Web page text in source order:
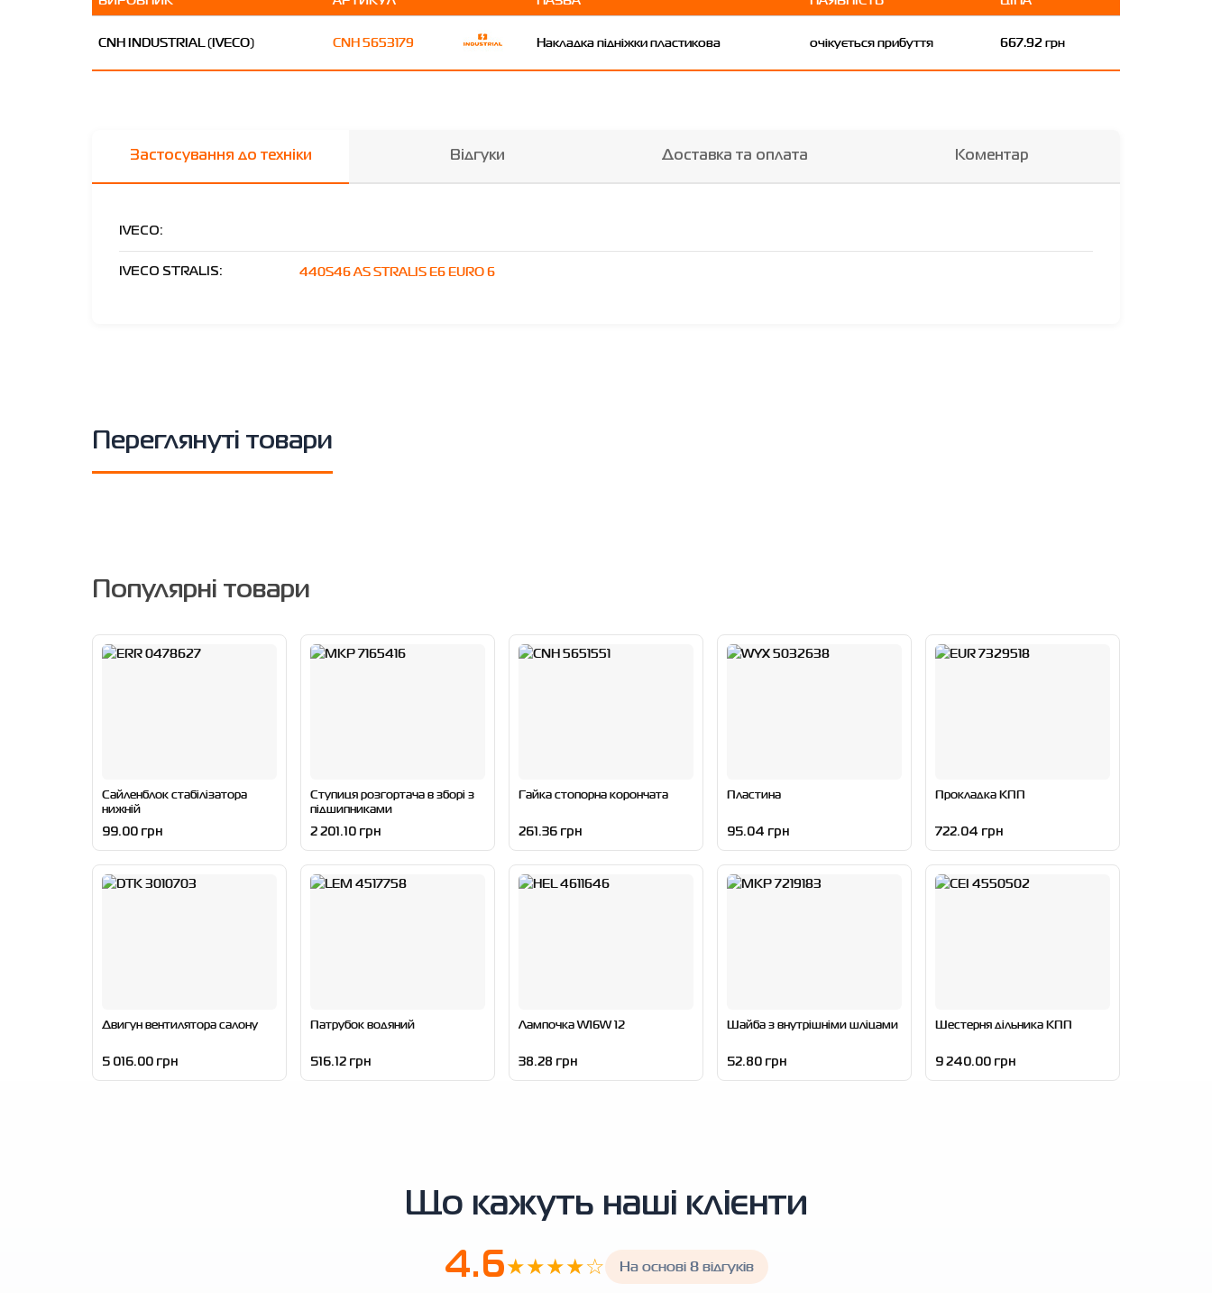
CNH INDUSTRIAL (IVECO) CNH 5653179 Накладка підніжки пластикова очікується прибуття 667.92 грн
Застосування до техніки Відгуки Доставка та оплата Коментар
IVECO:
IVECO STRALIS: 440S46 AS STRALIS E6 EURO 6
Переглянуті товари
Популярні товари
Сайленблок стабілізатора
нижній
99.00 грн
Ступиця розгортача в зборі з
підшипниками
2 201.10 грн
Гайка стопорна корончата
261.36 грн
Пластина
95.04 грн
Прокладка КПП
722.04 грн
Двигун вентилятора салону
5 016.00 грн
Патрубок водяний
516.12 грн
Лампочка W16W 12
38.28 грн
Шайба з внутрішніми шліцами
52.80 грн
Шестерня дільника КПП
9 240.00 грн
Що кажуть наші клієнти
4.6★★★★☆ На основі 8 відгуків